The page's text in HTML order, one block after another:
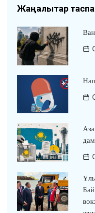
Жаңалықтар